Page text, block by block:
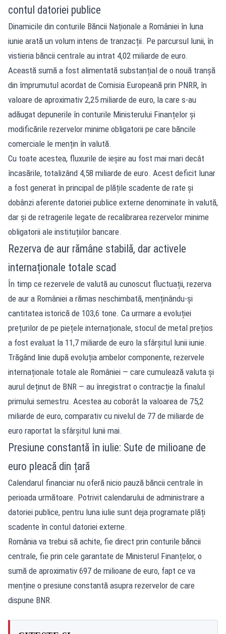
contul datoriei publice
Dinamicile din conturile Băncii Naționale a României în luna
iunie arată un volum intens de tranzacții. Pe parcursul lunii, în
vistieria băncii centrale au intrat 4,02 miliarde de euro.
Această sumă a fost alimentată substanțial de o nouă tranșă
din împrumutul acordat de Comisia Europeană prin PNRR, în
valoare de aproximativ 2,25 miliarde de euro, la care s-au
adăugat depunerile în conturile Ministerului Finanțelor și
modificările rezervelor minime obligatorii pe care băncile
comerciale le mențin în valută.
Cu toate acestea, fluxurile de ieșire au fost mai mari decât
încasările, totalizând 4,58 miliarde de euro. Acest deficit lunar
a fost generat în principal de plățile scadente de rate și
dobânzi aferente datoriei publice externe denominate în valută,
dar și de retragerile legate de recalibrarea rezervelor minime
obligatorii ale instituțiilor bancare.
Rezerva de aur rămâne stabilă, dar activele
internaționale totale scad
În timp ce rezervele de valută au cunoscut fluctuații, rezerva
de aur a României a rămas neschimbată, menținându-și
cantitatea istorică de 103,6 tone. Ca urmare a evoluției
prețurilor de pe piețele internaționale, stocul de metal prețios
a fost evaluat la 11,7 miliarde de euro la sfârșitul lunii iunie.
Trăgând linie după evoluția ambelor componente, rezervele
internaționale totale ale României — care cumulează valuta și
aurul deținut de BNR — au înregistrat o contracție la finalul
primului semestru. Acestea au coborât la valoarea de 75,2
miliarde de euro, comparativ cu nivelul de 77 de miliarde de
euro raportat la sfârșitul lunii mai.
Presiune constantă în iulie: Sute de milioane de
euro pleacă din țară
Calendarul financiar nu oferă nicio pauză băncii centrale în
perioada următoare. Potrivit calendarului de administrare a
datoriei publice, pentru luna iulie sunt deja programate plăți
scadente în contul datoriei externe.
România va trebui să achite, fie direct prin conturile băncii
centrale, fie prin cele garantate de Ministerul Finanțelor, o
sumă de aproximativ 697 de milioane de euro, fapt ce va
menține o presiune constantă asupra rezervelor de care
dispune BNR.